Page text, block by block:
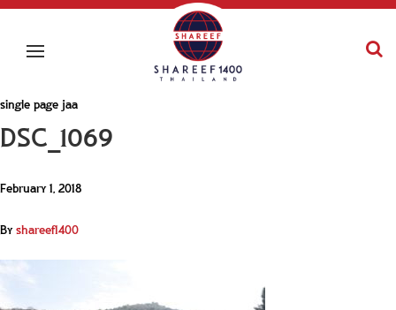
single page jaa
DSC_1069
February 1, 2018
Byshareef1400